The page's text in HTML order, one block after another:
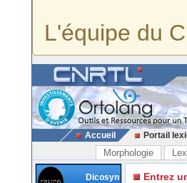
L'équipe du
Accueil Portail
Morphologie
Dicosyn
Entrez